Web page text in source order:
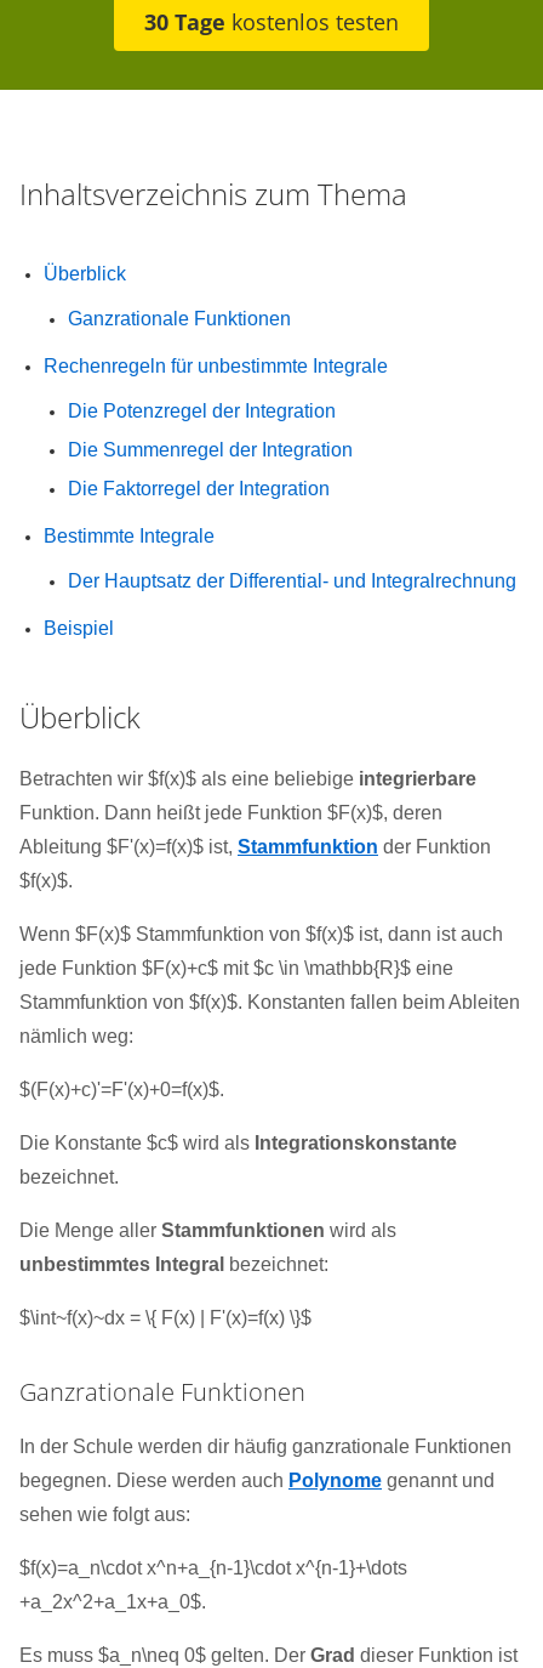
30 Tage kostenlos testen
Inhaltsverzeichnis zum Thema
Überblick
Ganzrationale Funktionen
Rechenregeln für unbestimmte Integrale
Die Potenzregel der Integration
Die Summenregel der Integration
Die Faktorregel der Integration
Bestimmte Integrale
Der Hauptsatz der Differential- und Integralrechnung
Beispiel
Überblick
Betrachten wir $f(x)$ als eine beliebige integrierbare
Funktion. Dann heißt jede Funktion $F(x)$, deren
Ableitung $F'(x)=f(x)$ ist, Stammfunktion der Funktion
$f(x)$.
Wenn $F(x)$ Stammfunktion von $f(x)$ ist, dann ist auch
jede Funktion $F(x)+c$ mit $c \in \mathbb{R}$ eine
Stammfunktion von $f(x)$. Konstanten fallen beim Ableiten
nämlich weg:
$(F(x)+c)'=F'(x)+0=f(x)$.
Die Konstante $c$ wird als Integrationskonstante
bezeichnet.
Die Menge aller Stammfunktionen wird als
unbestimmtes Integral bezeichnet:
$\int~f(x)~dx = \{ F(x) | F'(x)=f(x) \}$
Ganzrationale Funktionen
In der Schule werden dir häufig ganzrationale Funktionen
begegnen. Diese werden auch Polynome genannt und
sehen wie folgt aus:
$f(x)=a_n\cdot x^n+a_{n-1}\cdot x^{n-1}+\dots
+a_2x^2+a_1x+a_0$.
Es muss $a_n\neq 0$ gelten. Der Grad dieser Funktion ist